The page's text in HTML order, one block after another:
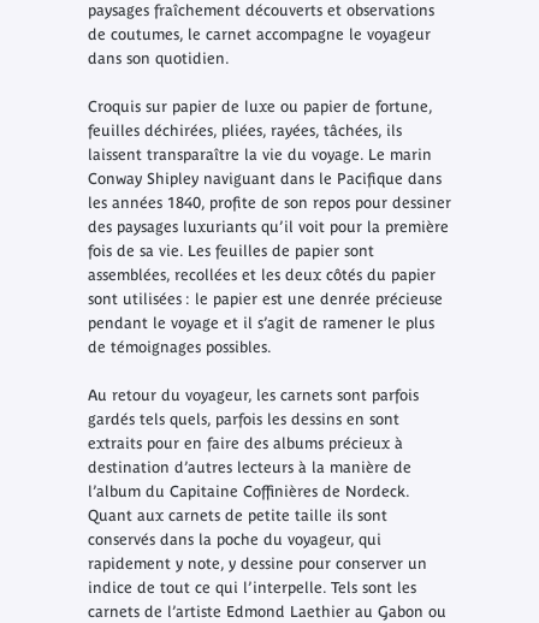
paysages fraîchement découverts et observations
de coutumes, le carnet accompagne le voyageur
dans son quotidien.
Croquis sur papier de luxe ou papier de fortune,
feuilles déchirées, pliées, rayées, tâchées, ils
laissent transparaître la vie du voyage. Le marin
Conway Shipley naviguant dans le Pacifique dans
les années 1840, profite de son repos pour dessiner
des paysages luxuriants qu’il voit pour la première
fois de sa vie. Les feuilles de papier sont
assemblées, recollées et les deux côtés du papier
sont utilisées : le papier est une denrée précieuse
pendant le voyage et il s’agit de ramener le plus
de témoignages possibles.
Au retour du voyageur, les carnets sont parfois
gardés tels quels, parfois les dessins en sont
extraits pour en faire des albums précieux à
destination d’autres lecteurs à la manière de
l’album du Capitaine Coffinières de Nordeck.
Quant aux carnets de petite taille ils sont
conservés dans la poche du voyageur, qui
rapidement y note, y dessine pour conserver un
indice de tout ce qui l’interpelle. Tels sont les
carnets de l’artiste Edmond Laethier au Gabon ou